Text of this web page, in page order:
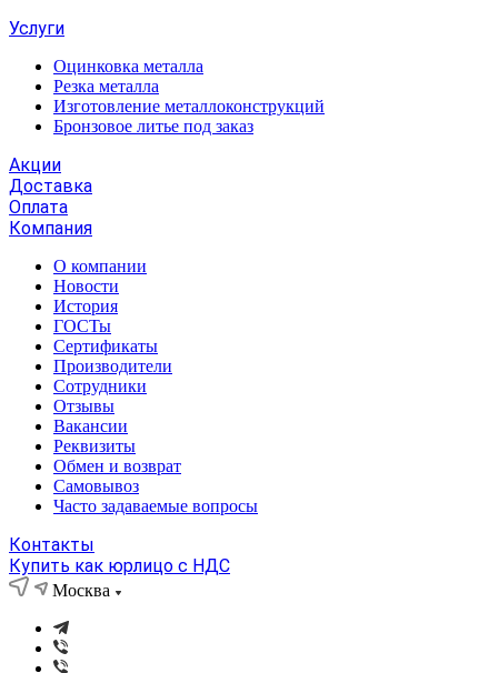
Услуги
Оцинковка металла
Резка металла
Изготовление металлоконструкций
Бронзовое литье под заказ
Акции
Доставка
Оплата
Компания
О компании
Новости
История
ГОСТы
Сертификаты
Производители
Сотрудники
Отзывы
Вакансии
Реквизиты
Обмен и возврат
Самовывоз
Часто задаваемые вопросы
Контакты
Купить как юрлицо с НДС
Москва